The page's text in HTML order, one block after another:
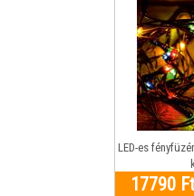
LED-es
17790